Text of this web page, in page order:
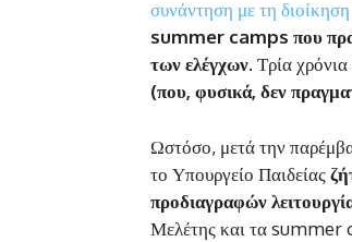
συνάντηση με τη
summer camps που
των ελέγχων. Τρία
(που, φυσικά, δεν
Ωστόσο, μετά την
το Υπουργείο Παιδείας
προδιαγραφών
Μελέτης και τα summer